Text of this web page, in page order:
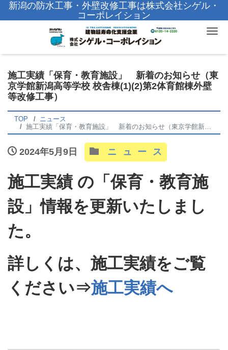
新潟の防水工事・外壁改修工事は株式会社シゲル・
コーポレイション
施工実績「保育・教育施設」 新着のお知らせ（東
京学館新潟高等学校 校舎棟(1)(2)第2体育館棟外壁
等改修工事）
TOP
ニュース
施工実績「保育・教育施設」 新着のお知らせ（東京学館新潟高等学校 校舎棟(1)(2)第2体育館棟外壁等改修工事）
2024年5月9日 ニュース
施工実績 の「保育・教育施
設」情報を更新いたしまし
た。
詳しくは、施工実績をご覧
ください⇒施工実績へ